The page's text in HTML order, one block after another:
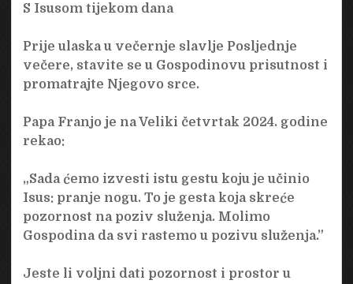
S Isusom tijekom dana
Prije ulaska u večernje slavlje Posljednje
večere, stavite se u Gospodinovu prisutnost i
promatrajte Njegovo srce.
Papa Franjo je na Veliki četvrtak 2024. godine
rekao:
„Sada ćemo izvesti istu gestu koju je učinio
Isus: pranje nogu. To je gesta koja skreće
pozornost na poziv služenja. Molimo
Gospodina da svi rastemo u pozivu služenja.”
Jeste li voljni dati pozornost i prostor u